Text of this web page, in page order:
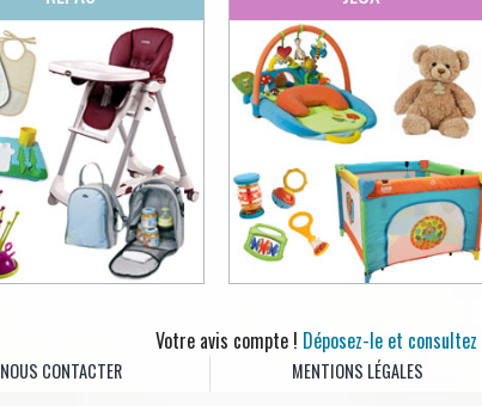
Votre avis compte ! Déposez-le et consultez
NOUS CONTACTER MENTIONS LÉGALES